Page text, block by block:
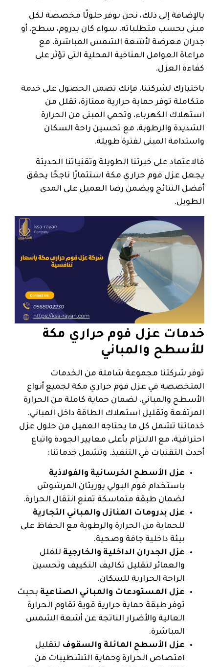
بالإضافة إلى ذلك، نحن نوفر حلولًا مخصصة لكل
مبنى بحسب متطلباته، سواء كان بدروم، سطح، أو
جدران معرضة لأشعة الشمس المباشرة، مع
مراعاة العوامل المناخية المحلية التي تؤثر على
كفاءة العزل.
باختيارك لشركتنا، فإنك تضمن الحصول على خدمة
متكاملة توفر حماية حرارية ممتازة، تقلل من
استهلاك الكهرباء، وتحمي المبنى من الحرارة
الشديدة والرطوبة، مع تحسين راحة السكان
واستدامة المبنى لفترة طويلة.
فالاعتماد على خبرتنا الطويلة وتقنياتنا الحديثة
يجعل عزل فوم حراري مكة استثمارًا ناجحًا يحقق
أفضل النتائج ويضمن رضا العميل على المدى
الطويل.
خدمات عزل فوم حراري مكة
للأسطح والمباني
توفر شركتنا مجموعة شاملة من الخدمات
المتخصصة في عزل فوم حراري مكة لجميع أنواع
الأسطح والمباني، لضمان حماية كاملة من الحرارة
المرتفعة وتقليل استهلاك الطاقة داخل المباني.
خدماتنا تشمل كل ما يحتاجه العميل من حلول عزل
احترافية، مع الالتزام بأعلى معايير الجودة واتباع
أحدث التقنيات في التنفيذ. وتشمل خدماتنا:
عزل الأسطح الخرسانية والفولاذية
باستخدام فوم البولي يوريثان المرشوش
لضمان طبقة متماسكة تمنع انتقال الحرارة.
عزل بدرومات المنازل والمباني التجارية
للحماية من الحرارة والرطوبة مع الحفاظ على
بيئة داخلية جافة وصحية.
عزل الجدران الداخلية والخارجية للفلل
والعمائر لتقليل تكاليف التكييف وتحسين
الراحة الحرارية للسكان.
عزل المستودعات والمباني الصناعية بحيث
توفر طبقة حماية حرارية قوية تقاوم الحرارة
العالية والأضرار الناتجة عن أشعة الشمس
المباشرة.
عزل الأسطح المائلة والسقوف لتقليل
امتصاص الحرارة وحماية التشطيبات من